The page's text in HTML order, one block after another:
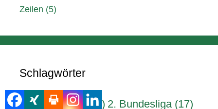
Zeilen (5)
Schlagwörter
1. Bundesliga (17) 2. Bundesliga (17)